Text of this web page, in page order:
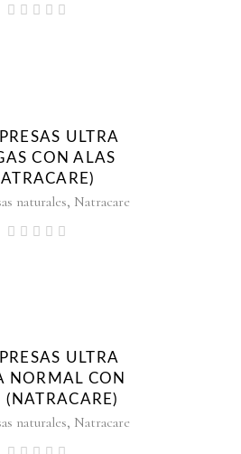
ULTRA
CON ALAS
naturales, Natracare
ULTRA
NORMAL CON
(NATRACARE)
naturales, Natracare